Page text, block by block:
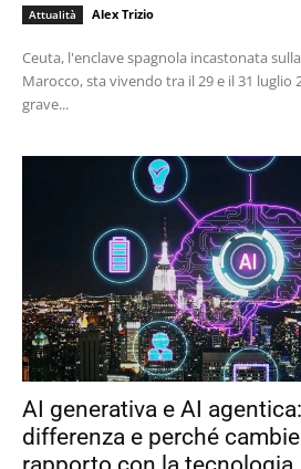
Attualità Alex Trizio
Ceuta, l'enclave spagnola incastonata
Marocco, sta vivendo tra il 29 e il 31 luglio
grave...
AI generativa e AI
differenza e perché